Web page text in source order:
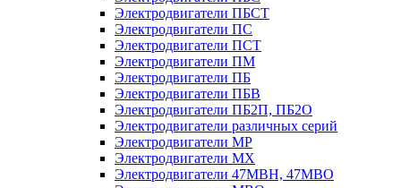
Электродвигатели ПБСТ
Электродвигатели ПС
Электродвигатели ПСТ
Электродвигатели ПМ
Электродвигатели ПБ
Электродвигатели ПБВ
Электродвигатели ПБ2П, ПБ2О
Электродвигатели различных серий
Электродвигатели МР
Электродвигатели MX
Электродвигатели 47MBH, 47МВО